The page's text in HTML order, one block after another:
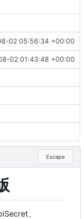
02 05:56:34 +00:00
02 01:43:48 +00:00
Escape
、